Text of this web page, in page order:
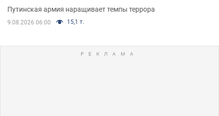
Путинская армия наращивает темпы террора
9.08.2026 06:00 15,1 т.